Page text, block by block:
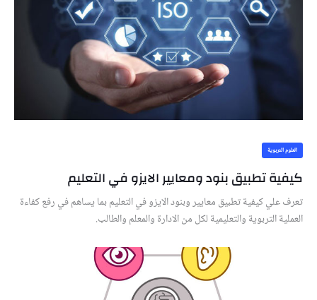
العلوم التربوية
كيفية تطبيق بنود ومعايير الايزو في التعليم
تعرف علي كيفية تطبيق معايير وبنود الايزو في التعليم بما يساهم في رفع كفاءة
العملية التربوية والتعليمية لكل من الادارة والمعلم والطالب.